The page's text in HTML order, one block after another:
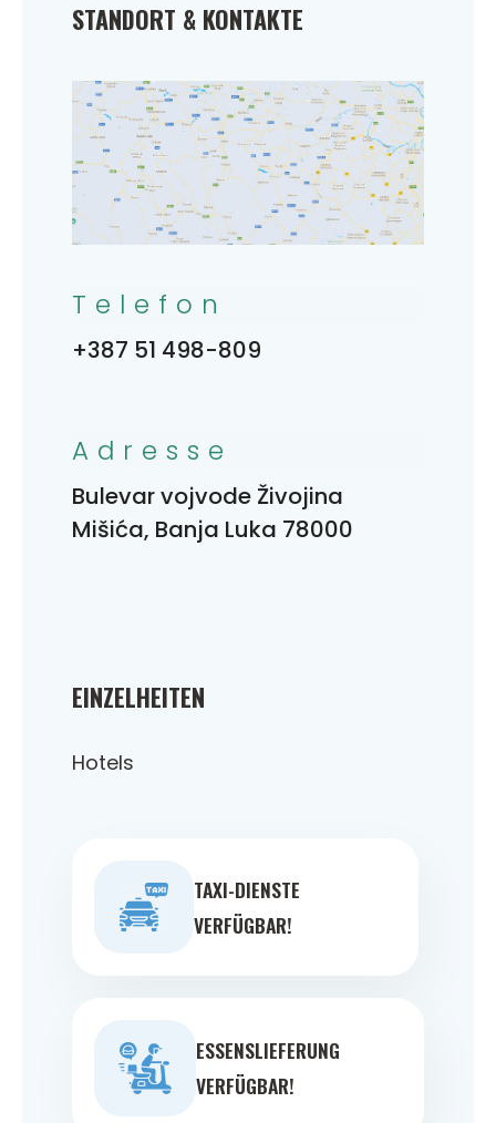
EINZELHEITEN
Hotels
TAXI-DIENSTE
VERFÜGBAR!
ESSENSLIEFERUNG
VERFÜGBAR!
STANDORT & KONTAKTE
Telefon
+387 51 498-809
Adresse
Bulevar vojvode Živojina
Mišića, Banja Luka 78000